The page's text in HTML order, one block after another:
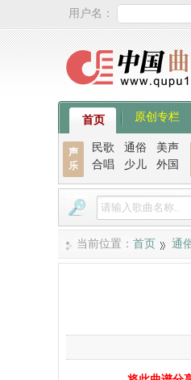
用户名：
首页 原创专栏
声
乐
民歌 通俗
美声
合唱
少儿 外国
当前位置： 首页 通